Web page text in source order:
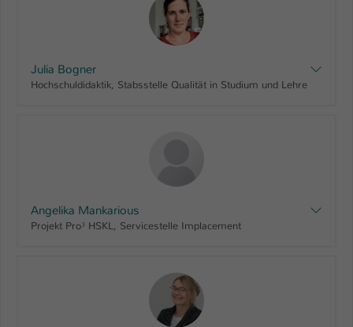
Julia Bogner
Hochschuldidaktik, Stabsstelle Qualität in Studium und Lehre
Angelika Mankarious
Projekt Pro³ HSKL, Servicestelle Implacement